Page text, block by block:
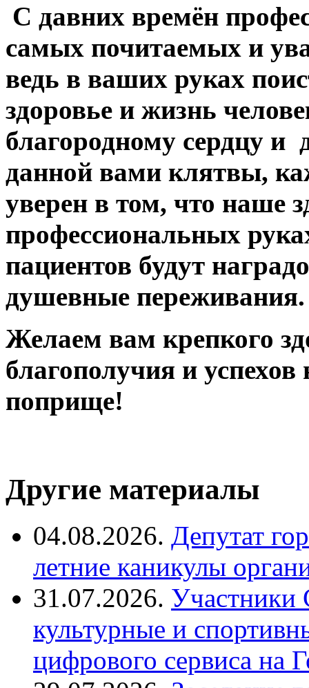
С давних времён
самых почитаемых и
ведь в ваших руках
здоровье и жизнь
благородному сердцу и
данной вами клятвы,
уверен в том, что наше
профессиональных
пациентов будут
душевные переживания.
Желаем вам крепкого
благополучия и
поприще!
Другие материалы
04.08.2026. Депутат
летние каникулы
31.07.2026.
культурные и
цифрового сервиса на